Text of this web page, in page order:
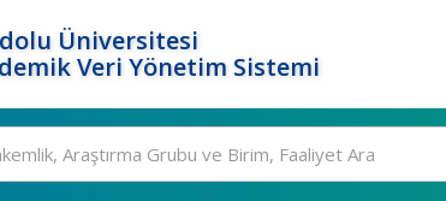
Üniversitesi
Veri Yönetim Sistemi